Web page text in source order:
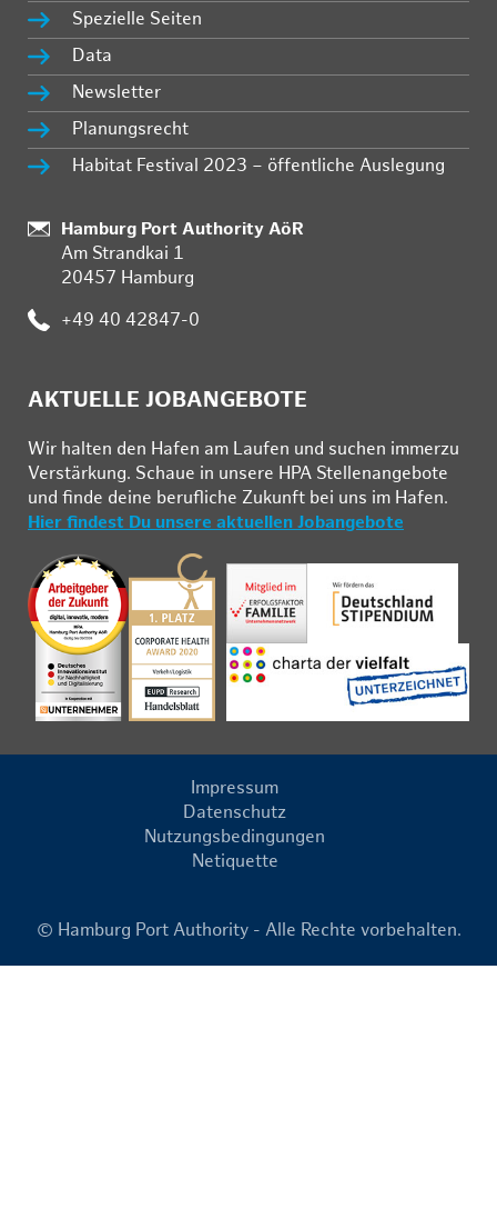
Spezielle Seiten
Data
Newsletter
Planungsrecht
Habitat Festival 2023 – öffentliche Auslegung
Standort:
Hamburg Port Authority AöR
Am Strandkai 1
20457 Hamburg
Telefon:
+49 40 42847-0
AKTUELLE JOBANGEBOTE
Wir hal­ten den Ha­fen am Lau­fen und su­chen im­mer­zu
Ver­stär­kung. Schau­e in un­se­re HPA Stel­len­an­ge­bo­te
und fin­de deine be­ruf­li­che Zu­kunft bei uns im Ha­fen.
Hier findest Du unsere aktuellen Jobangebote
Impressum
Datenschutz
Nutzungsbedingungen
Netiquette
© Hamburg Port Authority - Alle Rechte vorbehalten.